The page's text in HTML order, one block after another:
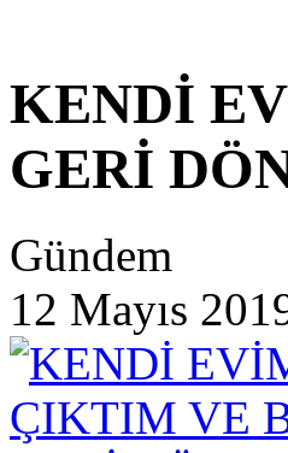
KENDİ
GERİ
Gündem
12 Mayıs